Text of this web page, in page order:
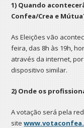
1) Quando
Confea/Crea e
As Eleições vão
feira, das 8h às 19h,
através da internet,
dispositivo similar.
2) Onde os
A votação será pela
site